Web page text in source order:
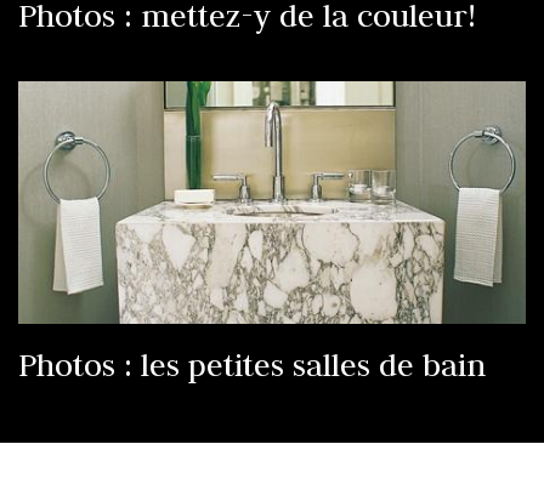
Photos : mettez-y de la couleur!
Photos : les petites salles de bain